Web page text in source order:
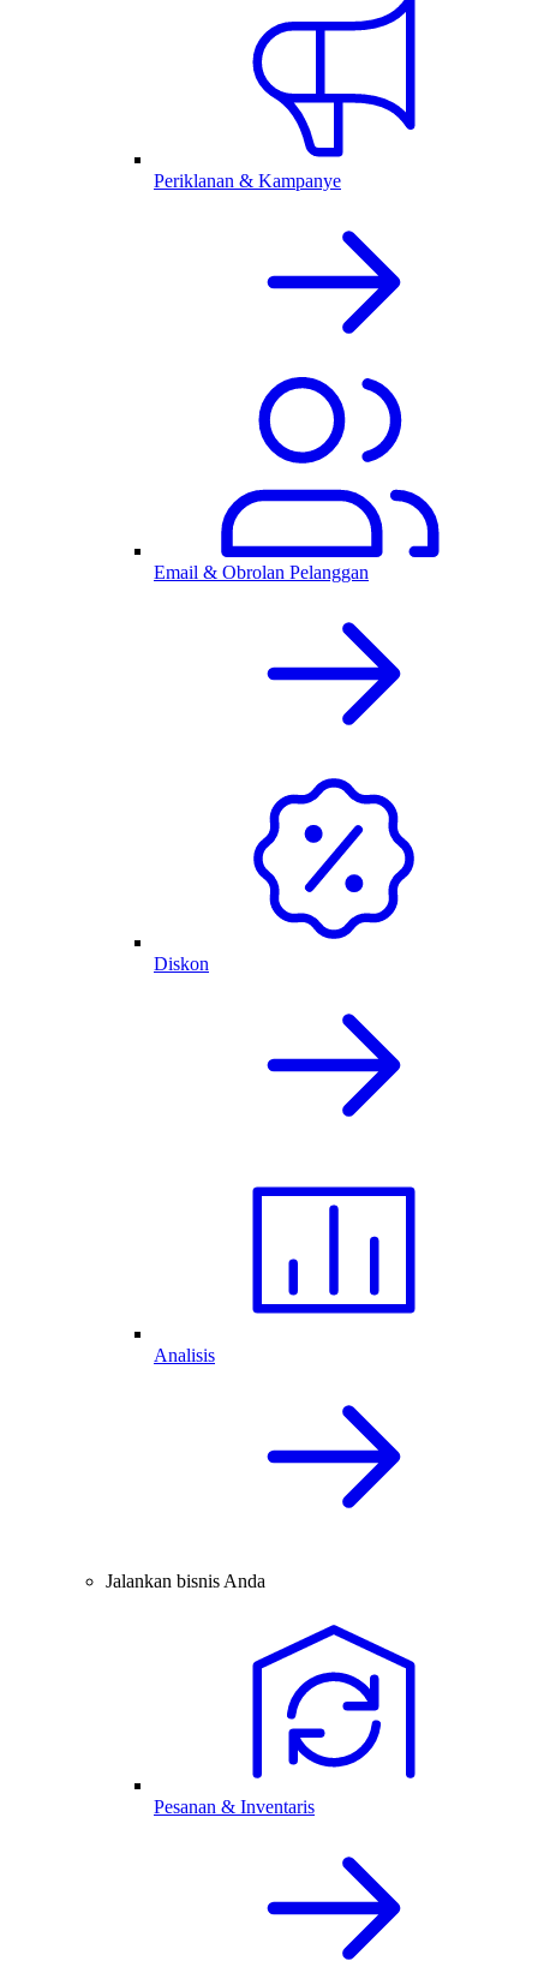
Periklanan & Kampanye
Email & Obrolan Pelanggan
Diskon
Analisis
Jalankan bisnis Anda
Pesanan & Inventaris